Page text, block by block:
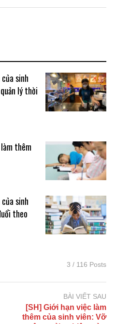
sinh
lý thời
thêm
sinh
theo
3 / 116 Posts
BÀI VIẾT SAU
[SH] Giới hạn việc làm
thêm của sinh viên: Vỡ